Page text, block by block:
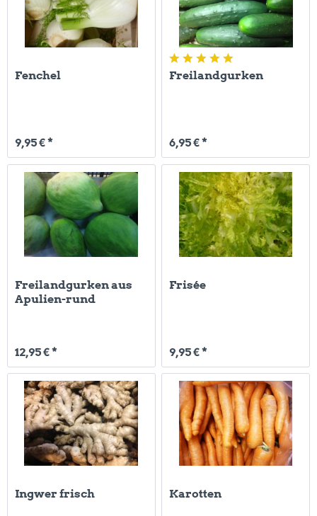
Fenchel
9,95 € *
Freilandgurken
6,95 € *
Freilandgurken aus
Apulien-rund
12,95 € *
Frisée
9,95 € *
Ingwer frisch Karotten